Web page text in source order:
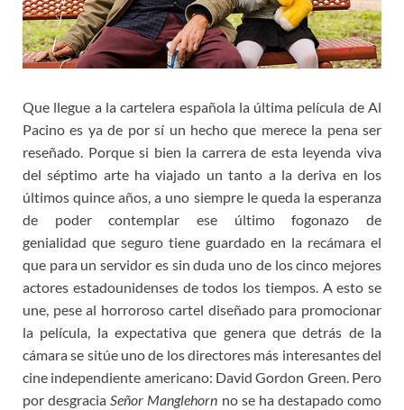
k
n
k
s
t
Que llegue a la cartelera española la última película de Al
Pacino es ya de por sí un hecho que merece la pena ser
reseñado. Porque si bien la carrera de esta leyenda viva
del séptimo arte ha viajado un tanto a la deriva en los
últimos quince años, a uno siempre le queda la esperanza
de poder contemplar ese último fogonazo de
genialidad que seguro tiene guardado en la recámara el
que para un servidor es sin duda uno de los cinco mejores
actores estadounidenses de todos los tiempos. A esto se
une, pese al horroroso cartel diseñado para promocionar
la película, la expectativa que genera que detrás de la
cámara se sitúe uno de los directores más interesantes del
cine independiente americano: David Gordon Green. Pero
por desgraciaSeñor Manglehorn no se ha destapado como